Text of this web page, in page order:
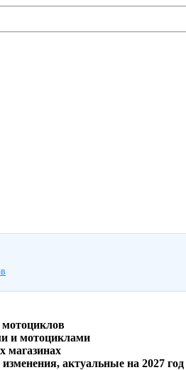
мотоциклов
и мотоциклами
магазинах
актуальные на 2027 год